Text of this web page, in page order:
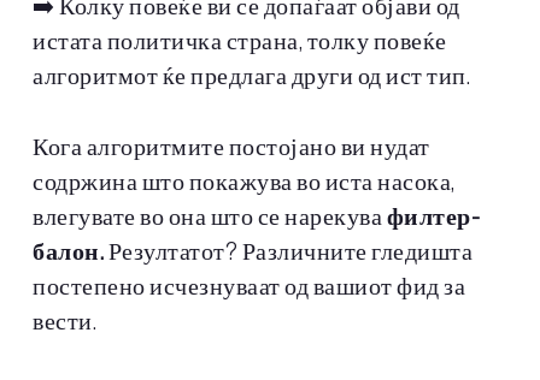
➡️ Колку повеќе ви се допаѓаат објави од
истата политичка страна, толку повеќе
алгоритмот ќе предлага други од ист тип.
Кога алгоритмите постојано ви нудат
содржина што покажува во иста насока,
влегувате во она што се нарекува филтер-
балон. Резултатот? Различните гледишта
постепено исчезнуваат од вашиот фид за
вести.